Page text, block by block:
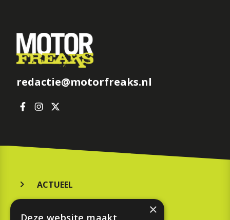
redactie@motorfreaks.nl
ACTUEEL
×
Deze website maakt